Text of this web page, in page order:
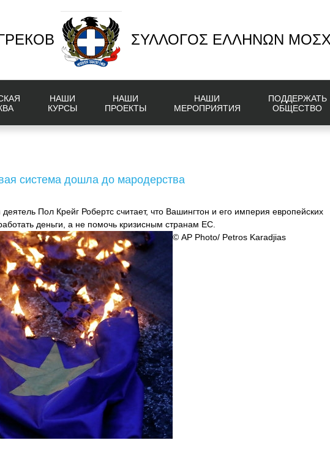
ΣΥΛΛΟΓΟΣ ΕΛΛΗΝΩΝ
НАШИ
КУРСЫ
НАШИ
ПРОЕКТЫ
НАШИ
МЕРОПРИЯТИЯ
ПОДДЕРЖАТЬ
ОБЩЕСТВО
система дошла до мародерства
Пол Крейг Робертс считает, что Вашингтон и его империя европейских
деньги, а не помочь кризисным странам ЕС.
© AP Photo/ Petros Karadjias